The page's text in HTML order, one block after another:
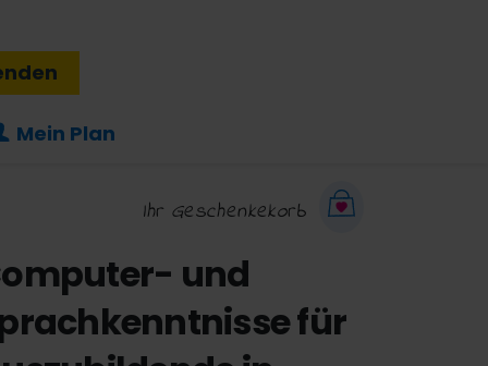
Mein Plan
Ihr Geschenkekorb
und
für